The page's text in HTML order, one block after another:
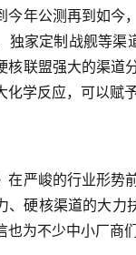
今年公测再到如今
独家定制战舰等
核联盟强大的渠道
化学反应，可以赋
在严峻的行业形
、硬核渠道的大力
也为不少中小厂商